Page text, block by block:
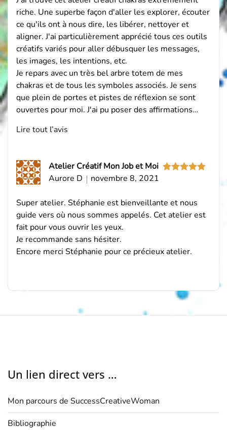
riche. Une superbe façon d'aller les explorer, écouter
ce qu'ils ont à nous dire, les libérer, nettoyer et
aligner. J'ai particulièrement apprécié tous ces outils
créatifs variés pour aller débusquer les messages,
les images, les intentions, etc.
Je repars avec un très bel arbre totem de mes
chakras et de tous les symboles associés. Je sens
que plein de portes et pistes de réflexion se sont
ouvertes pour moi. J'ai pu poser des affirmations…
Lire tout l’avis
Atelier Créatif Mon Job et Moi
Aurore D
novembre 8, 2021
Super atelier. Stéphanie est bienveillante et nous
guide vers où nous sommes appelés. Cet atelier est
fait pour vous ouvrir les yeux.
Je recommande sans hésiter.
Encore merci Stéphanie pour ce précieux atelier.
Un lien direct vers …
Mon parcours de SuccessCreativeWoman
Bibliographie